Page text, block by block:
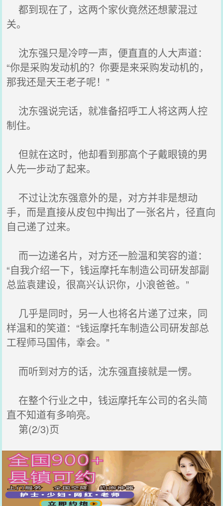
都到现在了，这两个家伙竟然还想蒙混过
关。
沈东强只是冷哼一声，便直直的人大声道：
“你是采购发动机的？你要是来采购发动机的，
那我还是天王老子呢！”
沈东强说完话，就准备招呼工人将这两人控
制住。
但就在这时，他却看到那高个子戴眼镜的男
人先一步动了起来。
不过让沈东强意外的是，对方并非是想动
手，而是直接从皮包中掏出了一张名片，径直向
自己递了过来。
而一边递名片，对方还一脸温和笑容的道：
“自我介绍一下，钱运摩托车制造公司研发部副
总监袁建设，很高兴认识你，小浪爸爸。”
几乎是同时，另一人也将名片递了过来，同
样温和的笑道：“钱运摩托车制造公司研发部总
工程师马国伟，幸会。”
而听到对方的话，沈东强直接就是一愣。
在整个行业之中，钱运摩托车公司的名头简
直不知道有多响亮。
第(2/3)页